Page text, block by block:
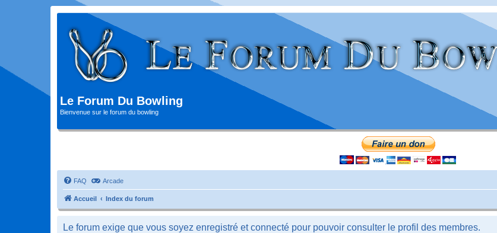
Le Forum Du Bowling
Bienvenue sur le forum du bowling
FAQ Arcade
Accueil Index du forum
Le forum exige que vous soyez enregistré et connecté pour pouvoir consulter le profil des membres.